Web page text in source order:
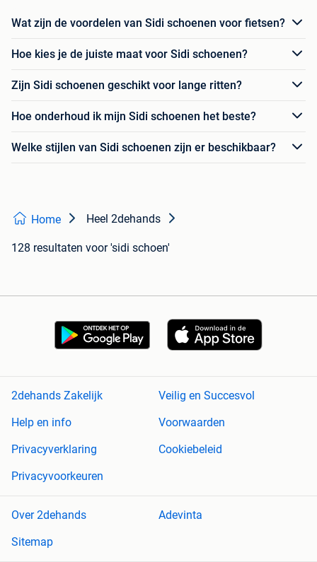
Wat zijn de voordelen van Sidi schoenen voor fietsen?
Hoe kies je de juiste maat voor Sidi schoenen?
Zijn Sidi schoenen geschikt voor lange ritten?
Hoe onderhoud ik mijn Sidi schoenen het beste?
Welke stijlen van Sidi schoenen zijn er beschikbaar?
Home Heel 2dehands
128 resultaten voor 'sidi schoen'
2dehands Zakelijk
Veilig en Succesvol
Help en info
Voorwaarden
Privacyverklaring
Cookiebeleid
Privacyvoorkeuren
Over 2dehands
Adevinta
Sitemap